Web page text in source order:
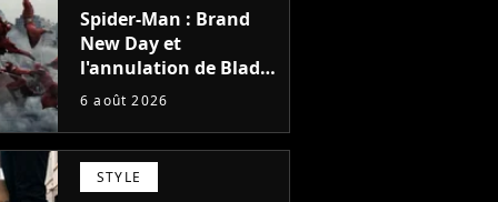
Spider-Man : Brand
New Day et
l'annulation de Blade
montrent que Marvel
faire quoi que ce soit
de simple
6 août 2026
STYLE